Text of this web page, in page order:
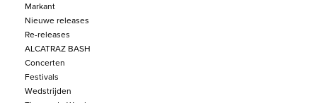
Markant
Nieuwe releases
Re-releases
ALCATRAZ BASH
Concerten
Festivals
Wedstrijden